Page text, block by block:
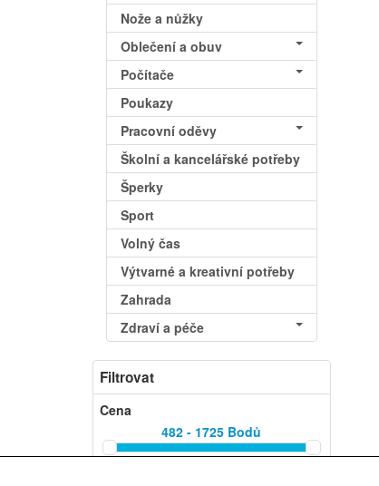
Nože a nůžky
Oblečení a obuv
Počítače
Poukazy
Pracovní oděvy
Školní a kancelářské potřeby
Šperky
Sport
Volný čas
Výtvarné a kreativní potřeby
Zahrada
Zdraví a péče
Filtrovat
Cena
482 - 1725 Bodů